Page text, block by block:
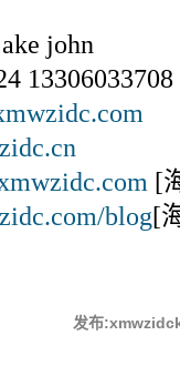
john
13306033708
[
blog[
发布